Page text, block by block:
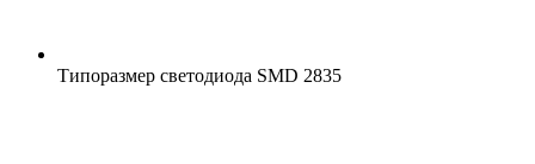
Типоразмер светодиода SMD 2835